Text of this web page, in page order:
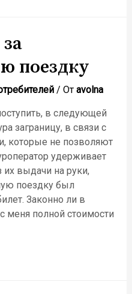
поездку
/ От avolna
в следующей
заграницу, в связи с
которые не позволяют
удерживает
выдачи на руки,
поездку был
Законно ли в
меня полной стоимости